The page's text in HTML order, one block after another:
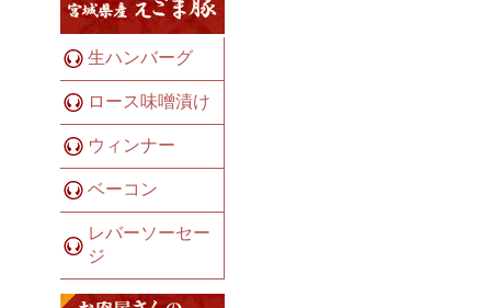
生ハンバーグ
ロース味噌漬け
ウィンナー
ベーコン
レバーソーセー
ジ